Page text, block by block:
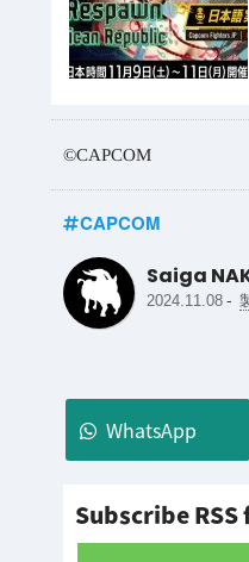
©CAPCOM
CAPCOM
Saiga
2024.11.08-
WhatsApp
Subscribe RSS